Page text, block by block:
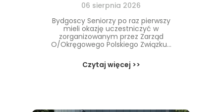
06 sierpnia 2026
Bydgoscy Seniorzy po raz pierwszy
mieli okazję uczestniczyć w
zorganizowanym przez Zarząd
O/Okręgowego Polskiego Związku...
Czytaj więcej >>